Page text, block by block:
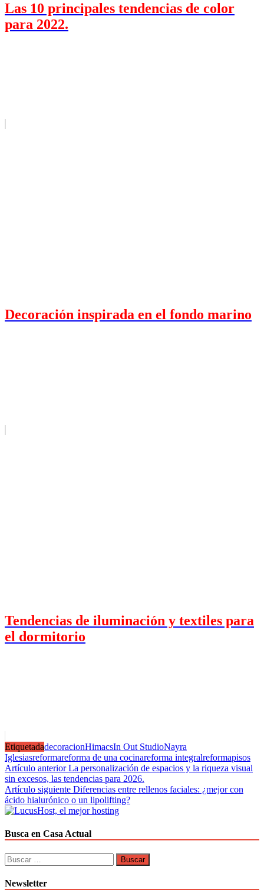
Las 10 principales tendencias de color
para 2022.
Decoración inspirada en el fondo marino
Tendencias de iluminación y textiles para
el dormitorio
EtiquetadadecoracionHimacsIn Out StudioNayra
Iglesiasreformareforma de una cocinareforma integralreformapisos
Navegación
de
entradas
Artículo anterior La personalización de espacios y la riqueza visual
sin excesos, las tendencias para 2026.
Artículo siguiente Diferencias entre rellenos faciales: ¿mejor con
ácido hialurónico o un lipolifting?
Busca en Casa Actual
Buscar:
Newsletter